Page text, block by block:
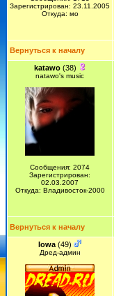
Зарегистрирован: 23.11.2005
Откуда: мо
Вернуться к началу
katawo(38)
natawo's music
Сообщения: 2074
Зарегистрирован:
02.03.2007
Откуда: Владивосток-2000
Вернуться к началу
Iowa (49)
Дред-админ